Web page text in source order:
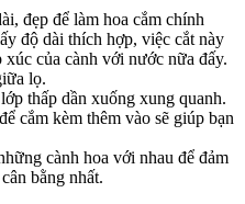
đẹp để làm hoa cắm chính
độ dài thích hợp, việc cắt này
của cành với nước nữa đấy.
lọ.
thấp dần xuống xung quanh.
cắm kèm thêm vào sẽ giúp bạn
cành hoa với nhau để đảm
bằng nhất.